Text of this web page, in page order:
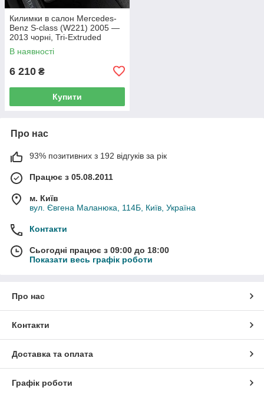
Килимки в салон Mercedes-
Benz S-class (W221) 2005 —
2013 чорні, Tri-Extruded
(WeatherTech) — передній
ряд
В наявності
6 210 ₴
Купити
Про нас
93% позитивних з 192 відгуків за рік
Працює з 05.08.2011
м. Київ
вул. Євгена Маланюка, 114Б, Київ, Україна
Контакти
Сьогодні працює з 09:00 до 18:00
Показати весь графік роботи
Про нас
Контакти
Доставка та оплата
Графік роботи